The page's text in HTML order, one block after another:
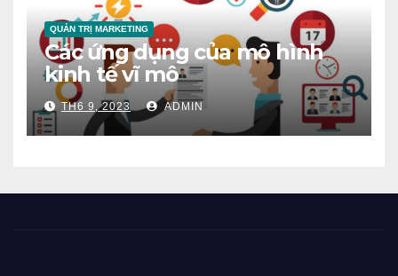
QUẢN TRỊ MARKETING
Các ứng dụng của mô hình
kinh tế vĩ mô
TH6 9, 2023 ADMIN